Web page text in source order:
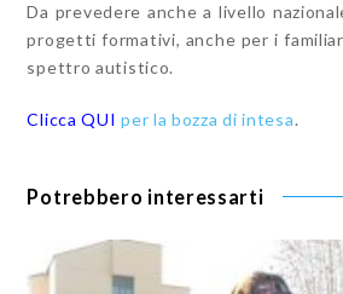
Da prevedere anche a livello
progetti formativi, anche per i
spettro autistico.
Clicca QUI per la bozza di intesa.
Potrebbero interessarti